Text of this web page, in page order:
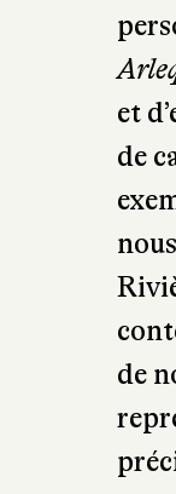
et
de
de